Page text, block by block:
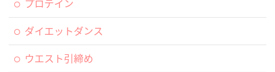
プロテイン
ダイエットダンス
ウエスト引締め